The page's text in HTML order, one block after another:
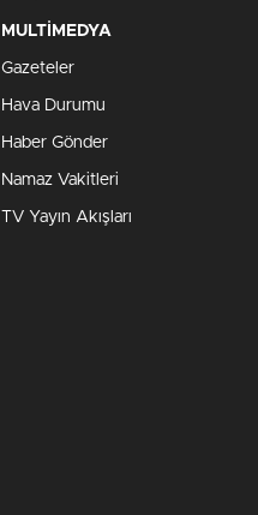
MULTİMEDYA
Gazeteler
Hava Durumu
Haber Gönder
Namaz Vakitleri
TV Yayın Akışları